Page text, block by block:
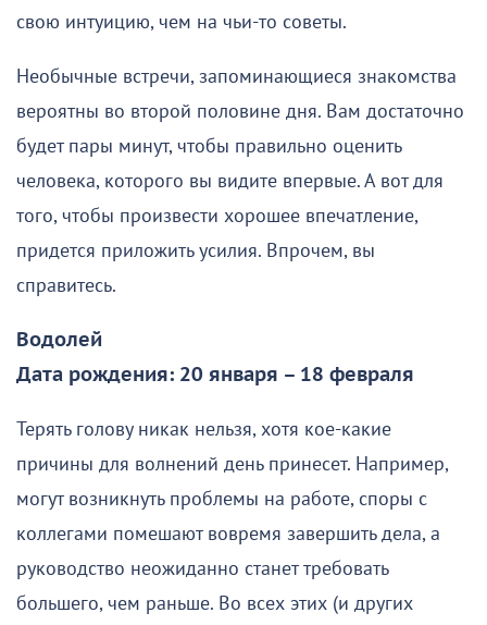
свою интуицию, чем на чьи-то советы.
Необычные встречи, запоминающиеся знакомства
вероятны во второй половине дня. Вам достаточно
будет пары минут, чтобы правильно оценить
человека, которого вы видите впервые. А вот для
того, чтобы произвести хорошее впечатление,
придется приложить усилия. Впрочем, вы
справитесь.
Водолей
Дата рождения: 20 января – 18 февраля
Терять голову никак нельзя, хотя кое-какие
причины для волнений день принесет. Например,
могут возникнуть проблемы на работе, споры с
коллегами помешают вовремя завершить дела, а
руководство неожиданно станет требовать
большего, чем раньше. Во всех этих (и других